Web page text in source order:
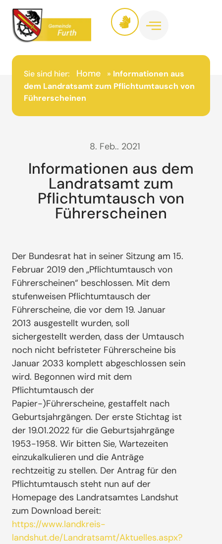
Sie sind hier: Home » Informationen aus
dem Landratsamt zum Pflichtumtausch von
Führerscheinen
8. Feb.. 2021
Informationen aus dem
Landratsamt zum
Pflichtumtausch von
Führerscheinen
Der Bundesrat hat in seiner Sitzung am 15.
Februar 2019 den „Pflichtumtausch von
Führerscheinen“ beschlossen. Mit dem
stufenweisen Pflichtumtausch der
Führerscheine, die vor dem 19. Januar
2013 ausgestellt wurden, soll
sichergestellt werden, dass der Umtausch
noch nicht befristeter Führerscheine bis
Januar 2033 komplett abgeschlossen sein
wird. Begonnen wird mit dem
Pflichtumtausch der
Papier-)Führerscheine, gestaffelt nach
Geburtsjahrgängen. Der erste Stichtag ist
der 19.01.2022 für die Geburtsjahrgänge
1953-1958. Wir bitten Sie, Wartezeiten
einzukalkulieren und die Anträge
rechtzeitig zu stellen. Der Antrag für den
Pflichtumtausch steht nun auf der
Homepage des Landratsamtes Landshut
zum Download bereit:
https://www.landkreis-
landshut.de/Landratsamt/Aktuelles.aspx?